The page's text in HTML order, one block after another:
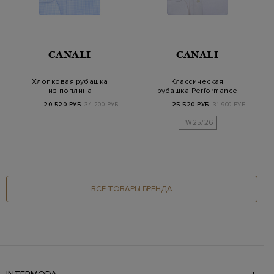
CANALI
Хлопковая рубашка
из поплина
20 520 РУБ. 34 200 РУБ.
CANALI
Классическая
рубашка Performance
25 520 РУБ. 31 900 РУБ.
FW25/26
ВСЕ ТОВАРЫ БРЕНДА